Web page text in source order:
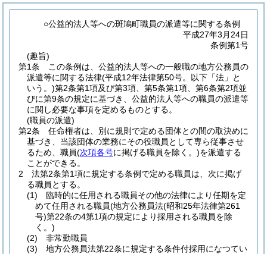
○公益的法人等への斑鳩町職員の派遣等に関する条例
平成27年3月24日
条例第1号
(趣旨)
第1条
この条例は、公益的法人等への一般職の地方公務員の
派遣等に関する法律(平成12年法律第50号。以下「法」と
いう。)第2条第1項及び第3項、第5条第1項、第6条第2項並
びに第9条の規定に基づき、公益的法人等への職員の派遣等
に関し必要な事項を定めるものとする。
(職員の派遣)
第2条
任命権者は、別に規則で定める団体との間の取決めに
基づき、当該団体の業務にその役職員として専ら従事させ
るため、職員(次項各号に掲げる職員を除く。)を派遣する
ことができる。
2
法第2条第1項に規定する条例で定める職員は、次に掲げ
る職員とする。
(1)
臨時的に任用される職員その他の法律により任期を定
めて任用される職員(地方公務員法(昭和25年法律第261
号)第22条の4第1項の規定により採用される職員を除
く。)
(2)
非常勤職員
(3)
地方公務員法第22条に規定する条件付採用になつてい